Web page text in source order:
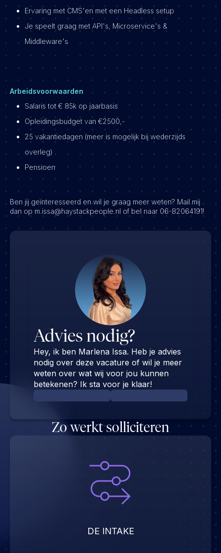
Ervaring met CMS'en met een Headless setup
Je speelt graag met API's, Microservice's &
Middleware's
Arbeidsvoorwaarden
Salaris tot € 85k op jaarbasis
Opleidingsbudget van €2500,-
25 vakantiedagen (meer is mogelijk bij wederzijds
overleg)
Pensioen
Ben jij geïnteresseerd en wil je graag meer weten? Mail mij
dan op m.issa@haystackpeople.nl of bel naar 06-82064191!
Advies nodig?
Hey, ik ben Marlena Issa. Heb je advies
nodig over deze vacature of wil je meer
weten over wat wij voor jou kunnen
betekenen? Ik sta voor je klaar!
Zo werkt solliciteren
DE INTAKE